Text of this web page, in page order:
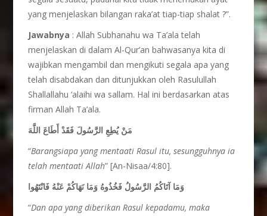
yang menjelaskan bilangan raka’at tiap-tiap shalat ?”.
Jawabnya : Allah Subhanahu wa Ta’ala telah
menjelaskan di dalam Al-Qur’an bahwasanya kita di
wajibkan mengambil dan mengikuti segala apa yang
telah disabdakan dan ditunjukkan oleh Rasulullah
Shallallahu ‘alaihi wa sallam. Hal ini berdasarkan atas
firman Allah Ta’ala.
مَنْ يُطِعِ الرَّسُولَ فَقَدْ أَطَاعَ اللَّهَ
“Barangsiapa yang mentaati Rasul itu, sesungguhnya ia
telah mentaati Allah” [An-Nisaa/4:80].
وَمَا آتَاكُمُ الرَّسُولُ فَخُذُوهُ وَمَا نَهَاكُمْ عَنْهُ فَانْتَهُوا
“Dan apa yang diberikan Rasul kepadamu, maka